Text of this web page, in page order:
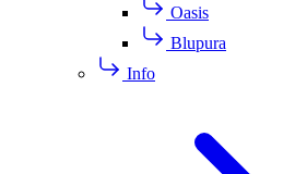
Oasis
Blupura
Info